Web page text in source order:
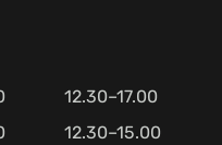
12.30–17.00
12.30–15.00